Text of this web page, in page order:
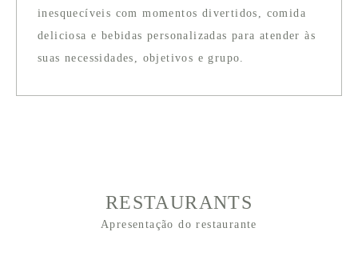
inesquecíveis com momentos divertidos, comida
deliciosa e bebidas personalizadas para atender às
suas necessidades, objetivos e grupo.
RESTAURANTS
Apresentação do restaurante